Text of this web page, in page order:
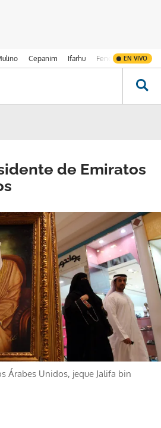
Cepanim Ifarhu Fenómeno de El
EN VIVO
de Emiratos
Árabes Unidos, jeque Jalifa bin